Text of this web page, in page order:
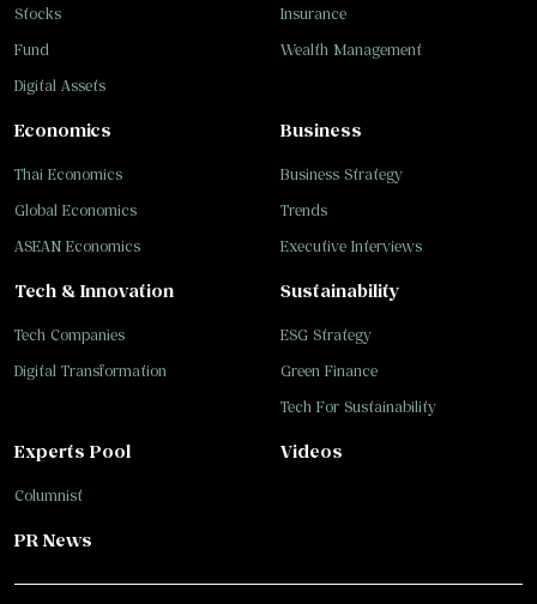
Stocks
Fund
Digital Assets
Insurance
Wealth Management
Business
Business Strategy
Trends
Executive Interviews
Tech & Innovation
Tech Companies
Digital Transformation
Sustainability
ESG Strategy
Green Finance
Tech For Sustainability
Economics
Thai Economics
Global Economics
ASEAN Economics
Experts Pool
Columnist
Videos
PR News